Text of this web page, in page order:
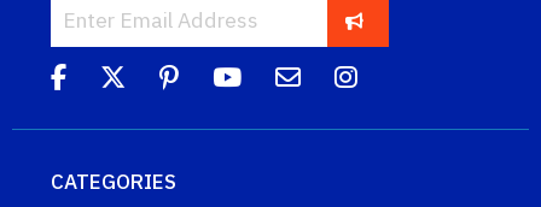
CATEGORIES